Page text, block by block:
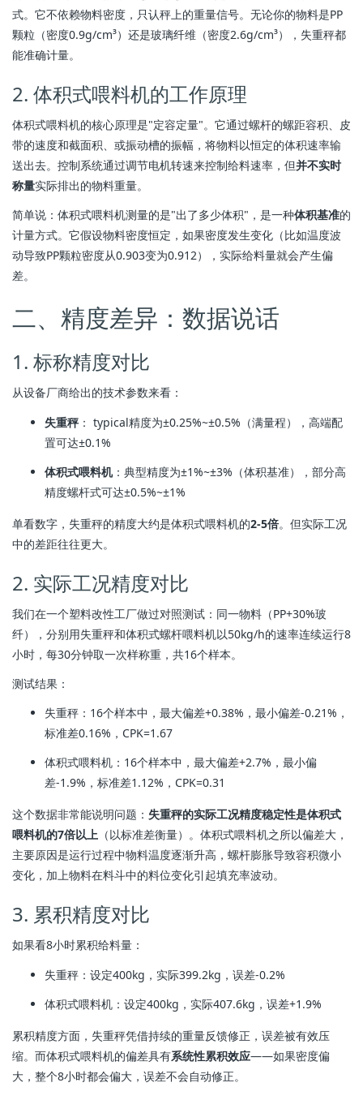
式。它不依赖物料密度，只认秤上的重量信号。无论你的物料是PP
颗粒（密度0.9g/cm³）还是玻璃纤维（密度2.6g/cm³），失重秤都
能准确计量。
2. 体积式喂料机的工作原理
体积式喂料机的核心原理是"定容定量"。它通过螺杆的螺距容积、皮
带的速度和截面积、或振动槽的振幅，将物料以恒定的体积速率输
送出去。控制系统通过调节电机转速来控制给料速率，但并不实时
称量实际排出的物料重量。
简单说：体积式喂料机测量的是"出了多少体积"，是一种体积基准的
计量方式。它假设物料密度恒定，如果密度发生变化（比如温度波
动导致PP颗粒密度从0.903变为0.912），实际给料量就会产生偏
差。
二、精度差异：数据说话
1. 标称精度对比
从设备厂商给出的技术参数来看：
失重秤 ： typical精度为±0.25%~±0.5%（满量程），高端配
置可达±0.1%
体积式喂料机：典型精度为±1%~±3%（体积基准），部分高
精度螺杆式可达±0.5%~±1%
单看数字，失重秤的精度大约是体积式喂料机的2-5倍。但实际工况
中的差距往往更大。
2. 实际工况精度对比
我们在一个塑料改性工厂做过对照测试：同一物料（PP+30%玻
纤），分别用失重秤和体积式螺杆喂料机以50kg/h的速率连续运行8
小时，每30分钟取一次样称重，共16个样本。
测试结果：
失重秤：16个样本中，最大偏差+0.38%，最小偏差-0.21%，
标准差0.16%，CPK=1.67
体积式喂料机：16个样本中，最大偏差+2.7%，最小偏
差-1.9%，标准差1.12%，CPK=0.31
这个数据非常能说明问题： 失重秤的实际工况精度稳定性是体积式
喂料机的7倍以上 （以标准差衡量）。体积式喂料机之所以偏差大，
主要原因是运行过程中物料温度逐渐升高，螺杆膨胀导致容积微小
变化，加上物料在料斗中的料位变化引起填充率波动。
3. 累积精度对比
如果看8小时累积给料量：
失重秤：设定400kg，实际399.2kg，误差-0.2%
体积式喂料机：设定400kg，实际407.6kg，误差+1.9%
累积精度方面，失重秤凭借持续的重量反馈修正，误差被有效压
缩。而体积式喂料机的偏差具有系统性累积效应——如果密度偏
大，整个8小时都会偏大，误差不会自动修正。